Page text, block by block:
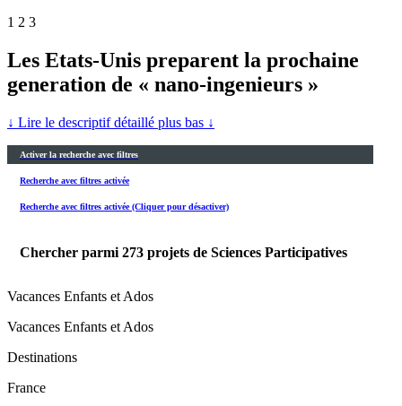
1 2 3
Les Etats-Unis preparent la prochaine
generation de « nano-ingenieurs »
↓ Lire le descriptif détaillé plus bas ↓
Activer la recherche avec filtres
Recherche avec filtres activée
Recherche avec filtres activée (Cliquer pour désactiver)
Chercher parmi 273 projets de Sciences Participatives
Vacances Enfants et Ados
Vacances Enfants et Ados
Destinations
France